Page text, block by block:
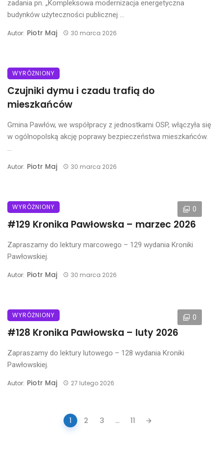
zadania pn. „Kompleksowa modernizacja energetyczna
budynków użyteczności publicznej ...
Autor: Piotr Maj 30 marca 2026
WYRÓŻNIONY
Czujniki dymu i czadu trafią do
mieszkańców
Gmina Pawłów, we współpracy z jednostkami OSP, włączyła się
w ogólnopolską akcję poprawy bezpieczeństwa mieszkańców.
Autor: Piotr Maj 30 marca 2026
0
WYRÓŻNIONY
#129 Kronika Pawłowska – marzec 2026
Zapraszamy do lektury marcowego – 129 wydania Kroniki
Pawłowskiej.
Autor: Piotr Maj 30 marca 2026
0
WYRÓŻNIONY
#128 Kronika Pawłowska – luty 2026
Zapraszamy do lektury lutowego – 128 wydania Kroniki
Pawłowskiej.
Autor: Piotr Maj 27 lutego 2026
1 2 3 ... 11